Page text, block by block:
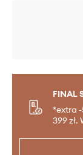
FINAL
*extra
399 zł.